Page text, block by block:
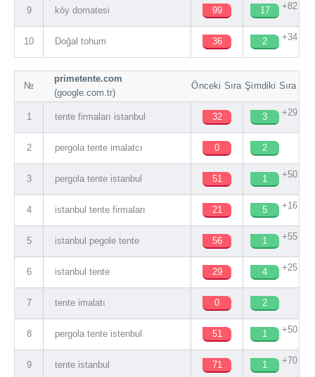
9 köy domatesi 99 17 +82
10 Doğal tohum 36 2 +34
№
primetente.com
(google.com.tr)
Önceki Sıra Şimdiki Sıra
1 tente firmaları istanbul 32 3 +29
2 pergola tente imalatcı 0 2
3 pergola tente istanbul 51 1 +50
4 istanbul tente firmaları 21 5 +16
5 istanbul pegole tente 56 1 +55
6 istanbul tente 29 4 +25
7 tente imalatı 0 2
8 pergola tente istenbul 51 1 +50
9 tente istanbul 71 1 +70